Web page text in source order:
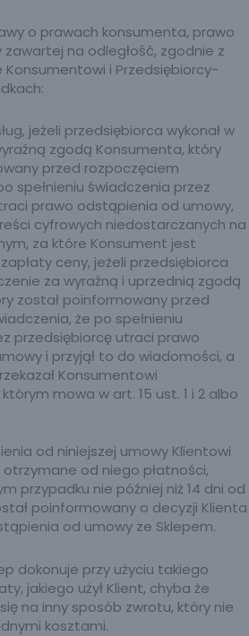
o prawach konsumenta, prawo
na odległość, zgodnie z
Konsumentowi i Przedsiębiorcy-
jeżeli przedsiębiorca wykonał w
zgodą Konsumenta, który
przed rozpoczęciem
spełnieniu świadczenia przez
prawo odstąpienia od umowy,
cyfrowych niedostarczanych na
za które Konsument jest
ceny, jeżeli przedsiębiorca
za wyraźną i uprzednią zgodą
został poinformowany przed
że po spełnieniu
przedsiębiorcę utraci prawo
i przyjął to do wiadomości, a
Konsumentowi
mowa w art. 15 ust. 1 i 2 albo
od niniejszej umowy Klientowi
od niego płatności,
przypadku nie później niż 14 dni od
poinformowany o decyzji Klienta
od umowy ze Sklepem.
dokonuje przy użyciu takiego
jakiego użył Klient, chyba że
na inny sposób zwrotu, który nie
kosztami.